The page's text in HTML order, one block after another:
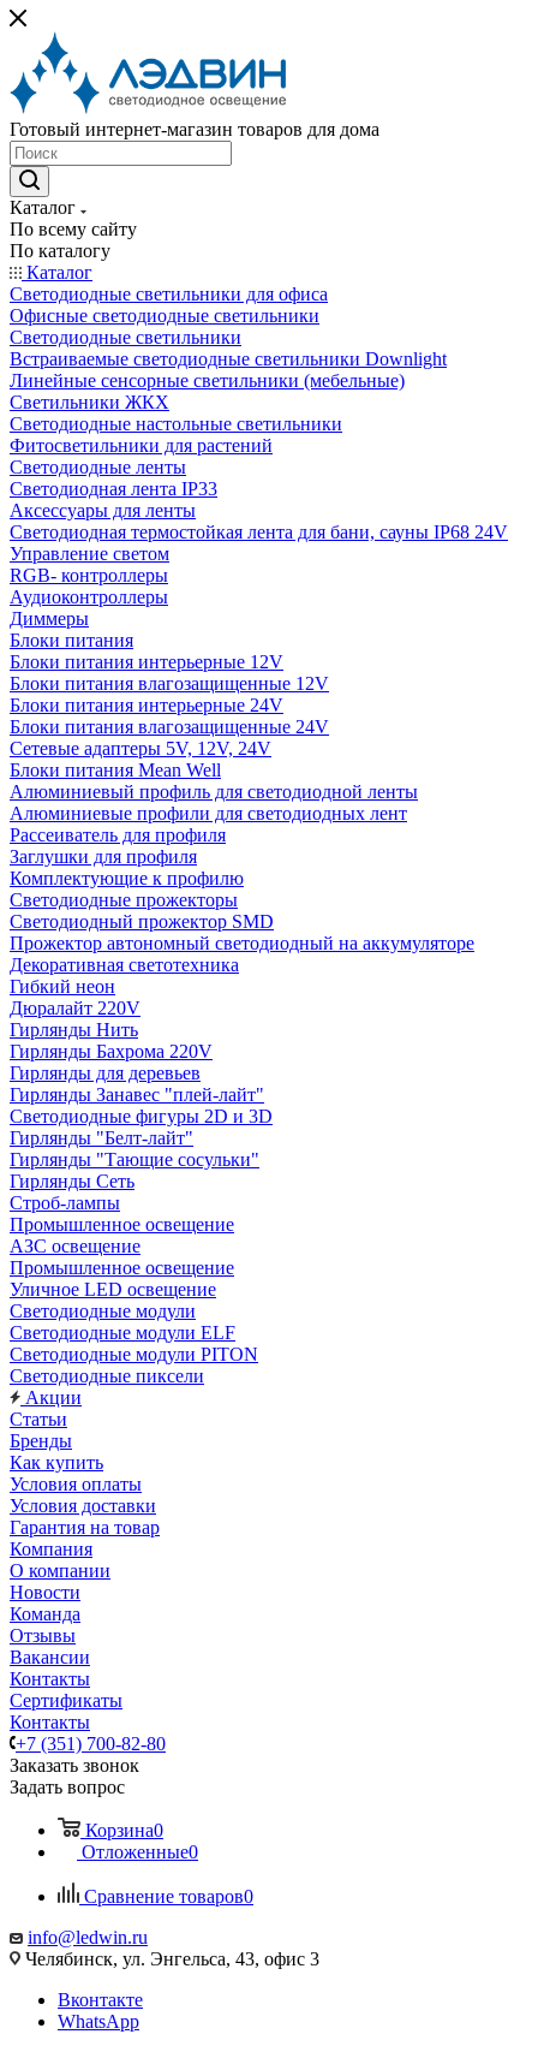
Готовый интернет-магазин товаров для дома
Каталог
По всему сайту
По каталогу
Каталог
Светодиодные светильники для офиса
Офисные светодиодные светильники
Светодиодные светильники
Встраиваемые светодиодные светильники Downlight
Линейные сенсорные светильники (мебельные)
Светильники ЖКХ
Светодиодные настольные светильники
Фитосветильники для растений
Светодиодные ленты
Светодиодная лента IP33
Аксессуары для ленты
Светодиодная термостойкая лента для бани, сауны IP68 24V
Управление светом
RGB- контроллеры
Аудиоконтроллеры
Диммеры
Блоки питания
Блоки питания интерьерные 12V
Блоки питания влагозащищенные 12V
Блоки питания интерьерные 24V
Блоки питания влагозащищенные 24V
Сетевые адаптеры 5V, 12V, 24V
Блоки питания Mean Well
Алюминиевый профиль для светодиодной ленты
Алюминиевые профили для светодиодных лент
Рассеиватель для профиля
Заглушки для профиля
Комплектующие к профилю
Светодиодные прожекторы
Светодиодный прожектор SMD
Прожектор автономный светодиодный на аккумуляторе
Декоративная светотехника
Гибкий неон
Дюралайт 220V
Гирлянды Нить
Гирлянды Бахрома 220V
Гирлянды для деревьев
Гирлянды Занавес "плей-лайт"
Светодиодные фигуры 2D и 3D
Гирлянды "Белт-лайт"
Гирлянды "Тающие сосульки"
Гирлянды Сеть
Строб-лампы
Промышленное освещение
АЗС освещение
Промышленное освещение
Уличное LED освещение
Светодиодные модули
Светодиодные модули ELF
Светодиодные модули PITON
Светодиодные пиксели
Акции
Статьи
Бренды
Как купить
Условия оплаты
Условия доставки
Гарантия на товар
Компания
О компании
Новости
Команда
Отзывы
Вакансии
Контакты
Сертификаты
Контакты
+7 (351) 700-82-80
Заказать звонок
Задать вопрос
Корзина0
Отложенные0
Сравнение товаров0
info@ledwin.ru
Челябинск, ул. Энгельса, 43, офис 3
Вконтакте
WhatsApp